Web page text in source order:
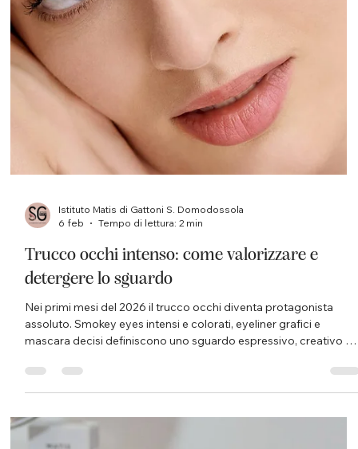
Con l’arrivo della bella stagione, il corpo torna protagonista. Le
giornate si allungano, gli abiti diventano più leggeri e cresce il
desiderio di sentirsi meglio nella propria pelle. La cosiddetta
“prova costume” non dovrebbe essere vissuta come una
pressione, ma come un’occasione per prendersi cura di sé con
maggiore attenzione, ritrovando leggerezza, tonicità e
benessere. Prepararsi all’estate non significa inseguire risultati
immediati o irrealistici, ma iniziare per temp